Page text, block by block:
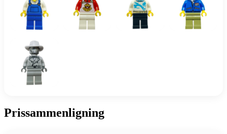
Prissammenligning